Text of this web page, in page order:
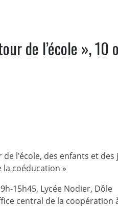
de l’école », 10
l’école, des enfants et des
coéducation »
15h45, Lycée Nodier, Dôle
central de la coopération